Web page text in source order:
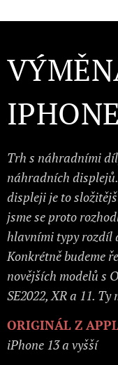
IPHONE
Trh s náhradními
náhradních
displeji je to
jsme se proto
hlavními typy rozdíl
Konkrétně budeme
novějších modelů s
SE2022, XR a 11. Ty
ORIGINÁL Z
iPhone 13 a vyšší